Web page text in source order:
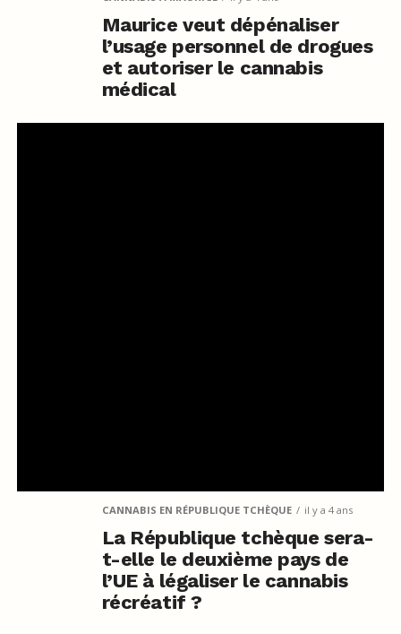
Maurice veut dépénaliser
l’usage personnel de drogues
et autoriser le cannabis
médical
CANNABIS EN RÉPUBLIQUE TCHÈQUE il y a 4 ans
La République tchèque sera-
t-elle le deuxième pays de
l’UE à légaliser le cannabis
récréatif ?